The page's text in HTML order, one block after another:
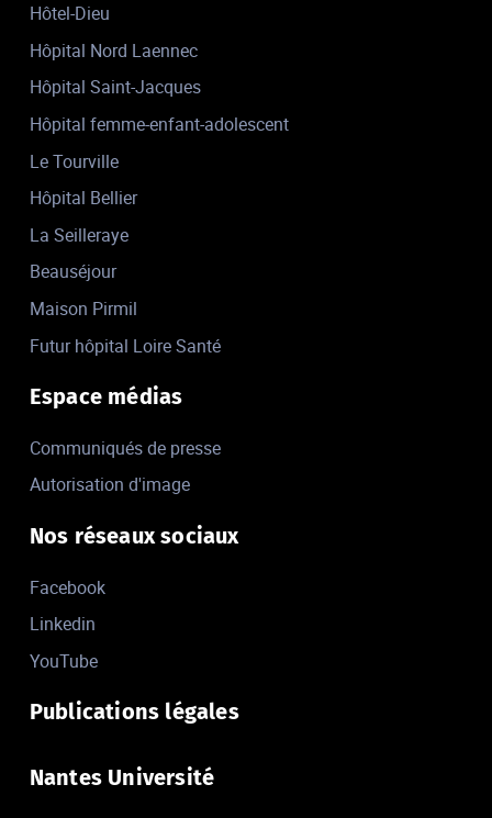
Hôtel-Dieu
Hôpital Nord Laennec
Hôpital Saint-Jacques
Hôpital femme-enfant-adolescent
Le Tourville
Hôpital Bellier
La Seilleraye
Beauséjour
Maison Pirmil
Futur hôpital Loire Santé
Espace médias
Communiqués de presse
Autorisation d'image
Nos réseaux sociaux
Facebook
Linkedin
YouTube
Publications légales
Nantes Université